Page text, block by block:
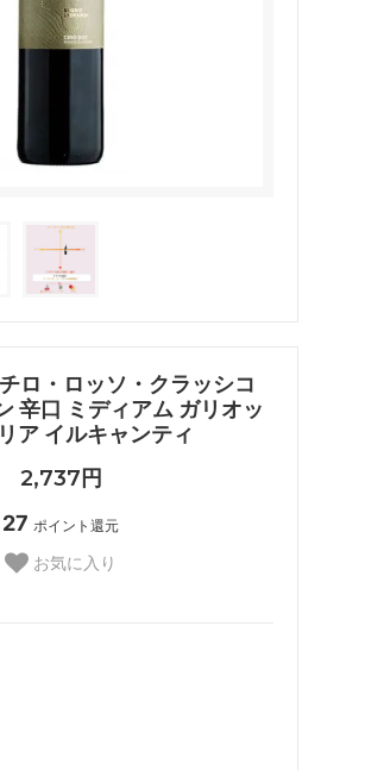
ロ・ロッソ・クラッシコ
辛口 ミディアム ガリオッ
ア イルキャンティ
2,737円
27 ポイント還元
お気に入り